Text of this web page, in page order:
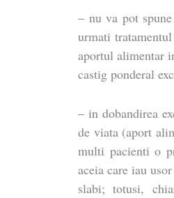
– nu va pot
urmati
aportul alimentar
castig ponderal
– in dobandirea
de viata (aport
multi pacienti o
aceia care iau
slabi; totusi,